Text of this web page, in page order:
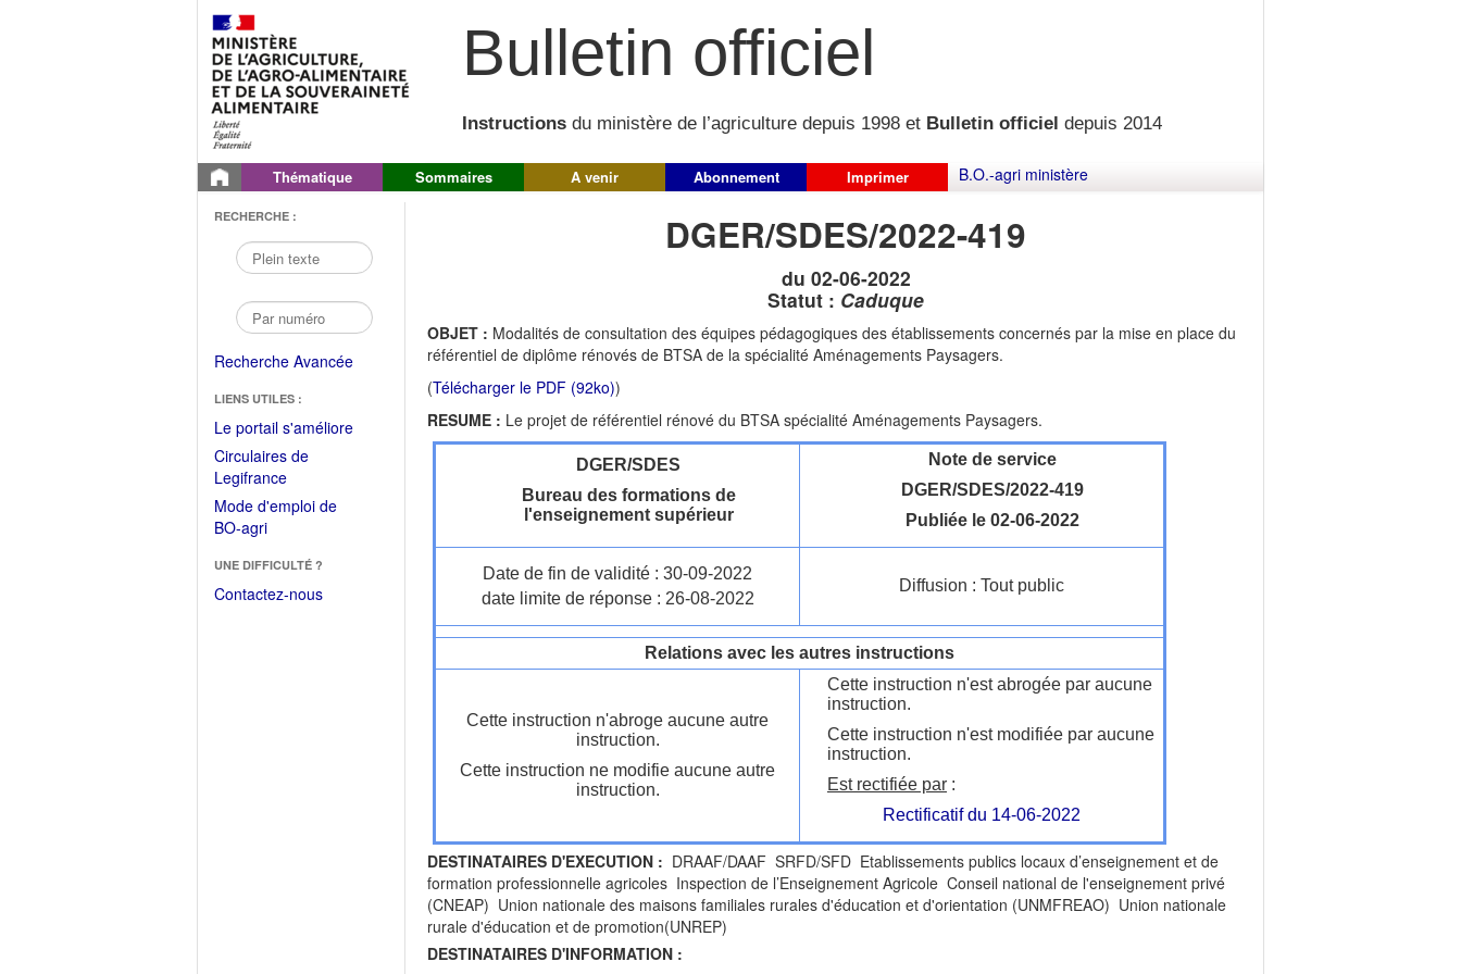
Bulletin officiel
Instructions du ministère de l’agriculture depuis 1998 et Bulletin officiel depuis 2014
Thématique Sommaires A venir Abonnement Imprimer B.O.-agri ministère
RECHERCHE :
Recherche Avancée
LIENS UTILES :
Le portail s'améliore(Fichier
Circulaires de
Legifrance(Ouvrir
dans
une
fenêtre)
Mode d'emploi de
BO-agri(Ouvrir
une
nouvelle
UNE DIFFICULTÉ ?
Contactez-nous
DGER/SDES/2022-419
du 02-06-2022
Statut : Caduque
OBJET : Modalités de consultation des équipes pédagogiques des établissements concernés par la mise en place du
référentiel de diplôme rénovés de BTSA de la spécialité Aménagements Paysagers.
(Télécharger le PDF (92ko))
RESUME : Le projet de référentiel rénové du BTSA spécialité Aménagements Paysagers.
DGER/SDES
Bureau des formations de
l'enseignement supérieur
Note de service
DGER/SDES/2022-419
Publiée le 02-06-2022
Date de fin de validité : 30-09-2022
date limite de réponse : 26-08-2022
Diffusion : Tout public
Relations avec les autres instructions
Cette instruction n'abroge aucune autre
instruction.
Cette instruction ne modifie aucune autre
instruction.
Cette instruction n'est abrogée par aucune
instruction.
Cette instruction n'est modifiée par aucune
instruction.
Est rectifiée par :
Rectificatif du 14-06-2022
DESTINATAIRES D'EXECUTION : DRAAF/DAAF SRFD/SFD Etablissements publics locaux d’enseignement et de
formation professionnelle agricoles Inspection de l’Enseignement Agricole Conseil national de l'enseignement privé
(CNEAP) Union nationale des maisons familiales rurales d'éducation et d'orientation (UNMFREAO) Union nationale
rurale d'éducation et de promotion(UNREP)
DESTINATAIRES D'INFORMATION :